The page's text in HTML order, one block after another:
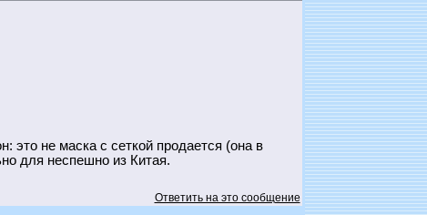
это не маска с сеткой продается (она в
для неспешно из Китая.
Ответить на это сообщение